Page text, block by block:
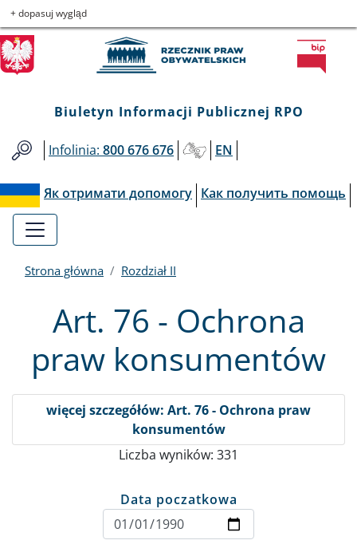
Przejdź
do
menu
głównego
Przejdź
do
treści
Przejdź
to
informacji
o
Przejdź
do
mapy
serwisu
Biuletyn
Informacji
Publicznej
RPO
+ dopasuj wygląd
Biuletyn Informacji Publicznej RPO
Infolinia: 800 676 676 EN
Як отримати допомогу Как получить помощь
Strona główna Rozdział II
Art. 76 - Ochrona
praw konsumentów
więcej szczegółów: Art. 76 - Ochrona praw
konsumentów
Liczba wyników: 331
Data poczatkowa